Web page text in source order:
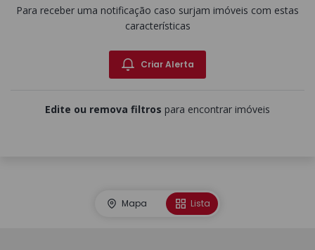
Para receber uma notificação caso surjam imóveis com estas
características
Criar Alerta
Edite ou remova filtros para encontrar imóveis
Mapa Lista